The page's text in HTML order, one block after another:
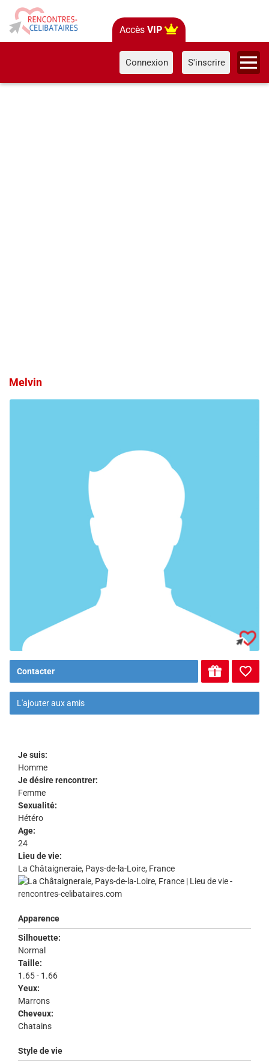
Accès VIP
Connexion S'inscrire
Melvin
Contacter
L'ajouter aux amis
Je suis:
Homme
Je désire rencontrer:
Femme
Sexualité:
Hétéro
Age:
24
Lieu de vie:
La Châtaigneraie, Pays-de-la-Loire, France
Apparence
Silhouette:
Normal
Taille:
1.65 - 1.66
Yeux:
Marrons
Cheveux:
Chatains
Style de vie